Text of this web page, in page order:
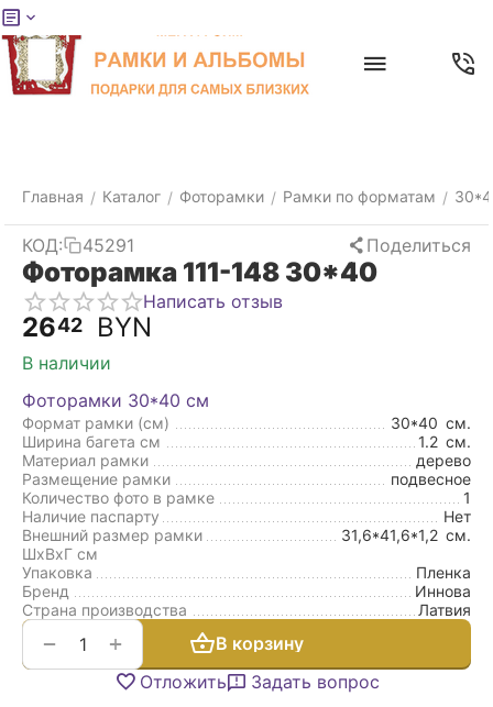
Главная / Каталог / Фоторамки / Рамки по форматам /
КОД: 45291 Поделиться
Фоторамка 111-148 30*40
Написать отзыв
2642 BYN
В наличии
Фоторамки 30*40 см
Формат рамки (см) 30*40 см.
Ширина багета см
1.2 см.
Материал рамки
дерево
Размещение рамки
подвесное
Количество фото в рамке
1
Наличие паспарту
Нет
Внешний размер рамки
ШxВxГ см
31,6*41,6*1,2 см.
Упаковка
Пленка
Бренд
Иннова
Страна производства
Латвия
+
−
В корзину
Отложить
Задать вопрос
Меню
товары